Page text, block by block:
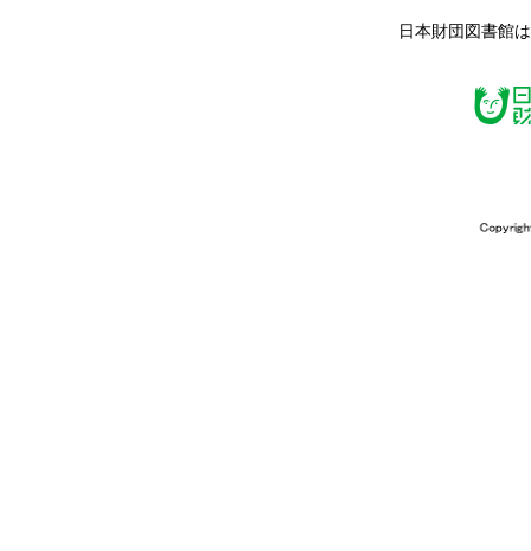
日本財団図書館